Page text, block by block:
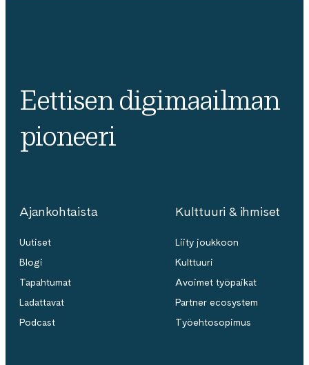
Eettisen digimaailman
pioneeri
Ajankohtaista
Uutiset
Blogi
Tapahtumat
Ladattavat
Podcast
Kulttuuri & ihmiset
Liity joukkoon
Kulttuuri
Avoimet työpaikat
Partner ecosystem
Työehtosopimus